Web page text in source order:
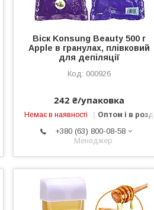
Віск Konsung Beauty 500 г
Apple в гранулах, плівковий
для депіляції
000926
242 ₴/упаковка
Немає в наявності Оптом і в
+380 (63) 800-08-58
Менеджер